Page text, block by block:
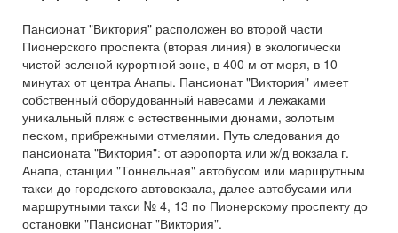
Пансионат "Виктория" расположен во второй части
Пионерского проспекта (вторая линия) в экологически
чистой зеленой курортной зоне, в 400 м от моря, в 10
минутах от центра Анапы. Пансионат "Виктория" имеет
собственный оборудованный навесами и лежаками
уникальный пляж с естественными дюнами, золотым
песком, прибрежными отмелями. Путь следования до
пансионата "Виктория": от аэропорта или ж/д вокзала г.
Анапа, станции "Тоннельная" автобусом или маршрутным
такси до городского автовокзала, далее автобусами или
маршрутными такси № 4, 13 по Пионерскому проспекту до
остановки "Пансионат "Виктория".